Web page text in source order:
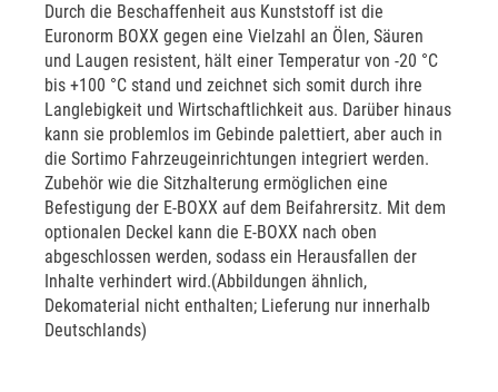
Durch die Beschaffenheit aus Kunststoff ist die
Euronorm BOXX gegen eine Vielzahl an Ölen, Säuren
und Laugen resistent, hält einer Temperatur von -20 °C
bis +100 °C stand und zeichnet sich somit durch ihre
Langlebigkeit und Wirtschaftlichkeit aus. Darüber hinaus
kann sie problemlos im Gebinde palettiert, aber auch in
die Sortimo Fahrzeugeinrichtungen integriert werden.
Zubehör wie die Sitzhalterung ermöglichen eine
Befestigung der E-BOXX auf dem Beifahrersitz. Mit dem
optionalen Deckel kann die E-BOXX nach oben
abgeschlossen werden, sodass ein Herausfallen der
Inhalte verhindert wird.(Abbildungen ähnlich,
Dekomaterial nicht enthalten; Lieferung nur innerhalb
Deutschlands)